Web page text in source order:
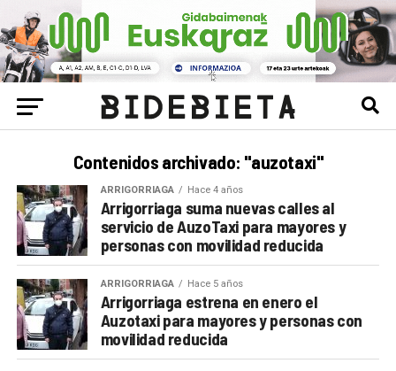
Contenidos archivado: "auzotaxi"
ARRIGORRIAGA Hace 4 años
Arrigorriaga suma nuevas calles al
servicio de AuzoTaxi para mayores y
personas con movilidad reducida
ARRIGORRIAGA Hace 5 años
Arrigorriaga estrena en enero el
Auzotaxi para mayores y personas con
movilidad reducida